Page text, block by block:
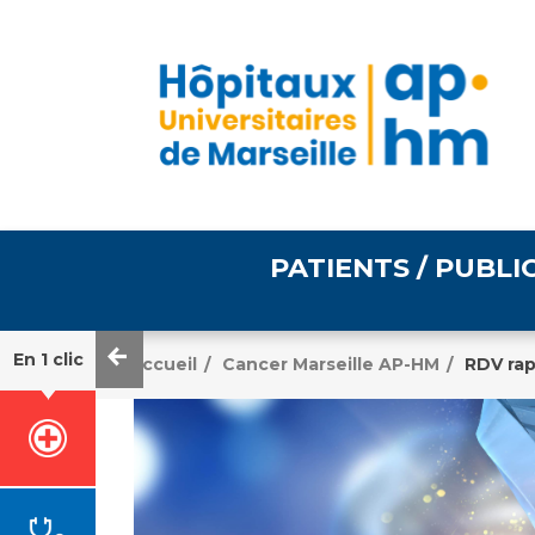
PATIENTS /
Informations pratiques
médical
Égalité professionnelle
Emploi / formation
En 1 clic Accueil / Cancer Marseille AP-HM / RDV